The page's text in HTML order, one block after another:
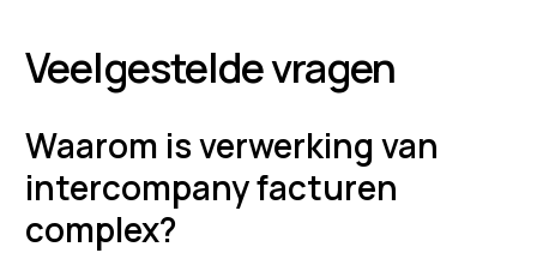
Veelgestelde vragen
Waarom is verwerking van
intercompany facturen
complex?